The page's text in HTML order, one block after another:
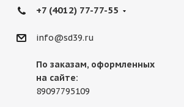
+7 (4012) 77-77-55
info@sd39.ru
По заказам, оформленных
на сайте:
89097795109